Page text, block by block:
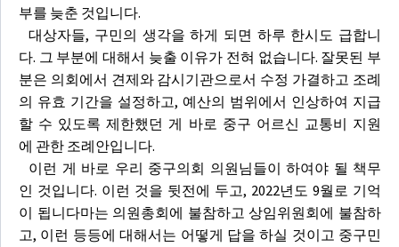
부를 늦춘 것입니다.
대상자들, 구민의 생각을 하게 되면 하루 한시도 급합니
다. 그 부분에 대해서 늦출 이유가 전혀 없습니다. 잘못된 부
분은 의회에서 견제와 감시기관으로서 수정 가결하고 조례
의 유효 기간을 설정하고, 예산의 범위에서 인상하여 지급
할 수 있도록 제한했던 게 바로 중구 어르신 교통비 지원
에 관한 조례안입니다.
이런 게 바로 우리 중구의회 의원님들이 하여야 될 책무
인 것입니다. 이런 것을 뒷전에 두고, 2022년도 9월로 기억
이 됩니다마는 의원총회에 불참하고 상임위원회에 불참하
고, 이런 등등에 대해서는 어떻게 답을 하실 것이고 중구민